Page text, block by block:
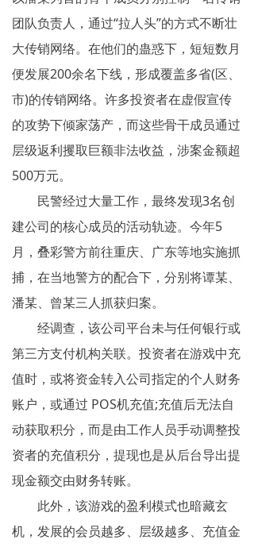
揭秘传销
直销与传销详解
反传销论坛
反传销问答
团队负责人，通过“拉人头”的方式不断壮
大传销网络。在他们的蛊惑下，短短数月
便发展200余名下线，形成覆盖多省(区、
市)的传销网络。许多投资者在虚假宣传
的攻势下倾家荡产，而这些骨干成员通过
层级返利攫取巨额非法收益，涉案金额超
500万元。
民警经过大量工作，最终发现3名创
建公司的核心成员的活动轨迹。今年5
月，叠彩警方前往重庆、广东等地实施抓
捕，在当地警方的配合下，分别将谭某、
潘某、曾某三人抓获归案。
经调查，该公司平台未与任何银行或
第三方支付机构关联。投资者在游戏中充
值时，或将资金转入公司指定的个人财务
账户，或通过 POS机充值;充值后无法自
动获取积分，而是由工作人员手动调整投
资者的充值积分，提现也是从后台导出提
现金额交由财务转账。
此外，该游戏的盈利模式也暗藏玄
机，发展的会员越多、层级越多、充值金